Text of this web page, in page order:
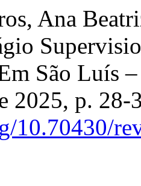
Ana
São Luís
2025, p. 28-
10.70430/